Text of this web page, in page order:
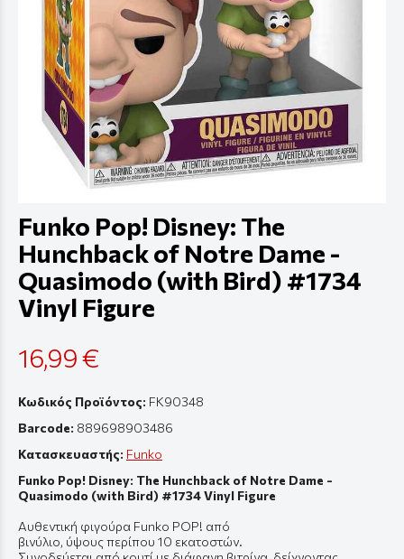
Funko Pop! Disney: The
Hunchback of Notre Dame -
Quasimodo (with Bird) #1734
Vinyl Figure
16,99 €
Κωδικός Προϊόντος: FK90348
Barcode: 889698903486
Κατασκευαστής: Funko
Funko Pop! Disney: The Hunchback of Notre Dame -
Quasimodo (with Bird) #1734 Vinyl Figure
Αυθεντική φιγούρα Funko POP! από
βινύλιο, ύψουςπερίπου 10 εκατοστών.